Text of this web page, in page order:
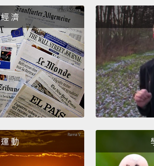
喔!Cap'n Crunch!喔不，小姐!上面還
刀切下去。我覺得妳的牙醫很可憐，
理妳的爛牙了。喔!切下去了；妳真的
妳阿呆耶。
What's your cereal? Honey, I don't
this, you won't find it up in
way I want my cereal is in a bowl
milk come last, okay? You put the
你的麥片是哪種？親愛的，我不知道。
會看到有人蛋糕裡面加麥片的啦。我
經 濟
運 動